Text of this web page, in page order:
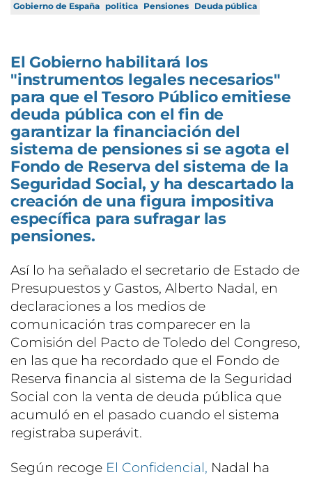
Gobierno de España politica Pensiones Deuda pública
El Gobierno habilitará los
"instrumentos legales necesarios"
para que el Tesoro Público emitiese
deuda pública con el fin de
garantizar la financiación del
sistema de pensiones si se agota el
Fondo de Reserva del sistema de la
Seguridad Social, y ha descartado la
creación de una figura impositiva
específica para sufragar las
pensiones.
Así lo ha señalado el secretario de Estado de
Presupuestos y Gastos, Alberto Nadal, en
declaraciones a los medios de
comunicación tras comparecer en la
Comisión del Pacto de Toledo del Congreso,
en las que ha recordado que el Fondo de
Reserva financia al sistema de la Seguridad
Social con la venta de deuda pública que
acumuló en el pasado cuando el sistema
registraba superávit.
Según recoge El Confidencial, Nadal ha